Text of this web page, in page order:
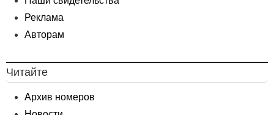
Реклама
Авторам
Читайте
Архив номеров